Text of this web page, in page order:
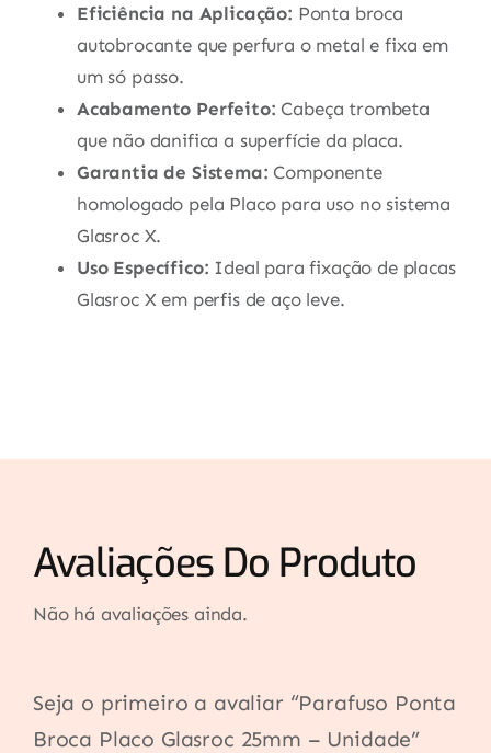
Eficiência na Aplicação: Ponta broca
autobrocante que perfura o metal e fixa em
um só passo.
Acabamento Perfeito: Cabeça trombeta
que não danifica a superfície da placa.
Garantia de Sistema: Componente
homologado pela Placo para uso no sistema
Glasroc X.
Uso Específico: Ideal para fixação de placas
Glasroc X em perfis de aço leve.
Avaliações Do Produto
Não há avaliações ainda.
Seja o primeiro a avaliar “Parafuso Ponta
Broca Placo Glasroc 25mm – Unidade”